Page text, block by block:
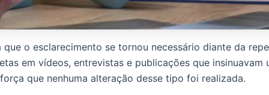
o esclarecimento se tornou necessário diante da
em vídeos, entrevistas e publicações que insinuavam
que nenhuma alteração desse tipo foi realizada.